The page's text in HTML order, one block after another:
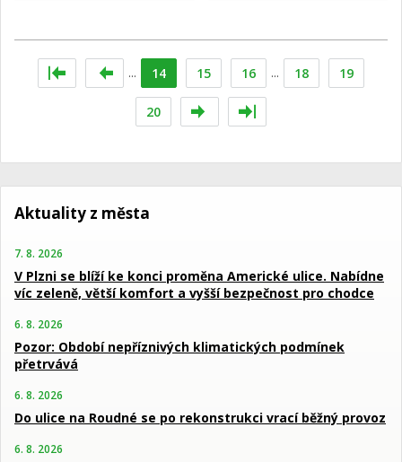
... 14 15 16 ... 18 19
20
Aktuality z města
7. 8. 2026
V Plzni se blíží ke konci proměna Americké ulice. Nabídne
víc zeleně, větší komfort a vyšší bezpečnost pro chodce
6. 8. 2026
Pozor: Období nepříznivých klimatických podmínek
přetrvává
6. 8. 2026
Do ulice na Roudné se po rekonstrukci vrací běžný provoz
6. 8. 2026